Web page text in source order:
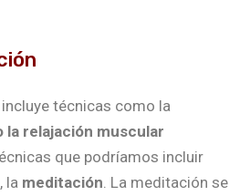
técnicas como la
relajación muscular
que podríamos incluir
la meditación. La meditación se